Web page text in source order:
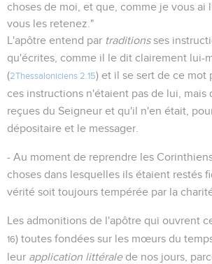
choses de moi, et que, comme je vous ai
vous les retenez."
L'apôtre entend par traditionsses
qu'écrites, comme il le dit clairement lui-
(2Thessaloniciens 2.15) et il se sert de ce mot
ces instructions n'étaient pas de lui, mais
reçues du Seigneur et qu'il n'en était,
dépositaire et le messager.
- Au moment de reprendre les
choses dans lesquelles ils étaient restés
vérité soit toujours tempérée par la
Les admonitions de l'apôtre qui ouvrent
16) toutes fondées sur les mœurs du
leur application littéralede nos jours,